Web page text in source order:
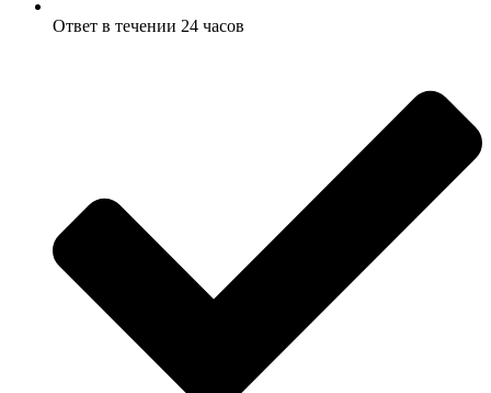
Ответ в течении 24 часов